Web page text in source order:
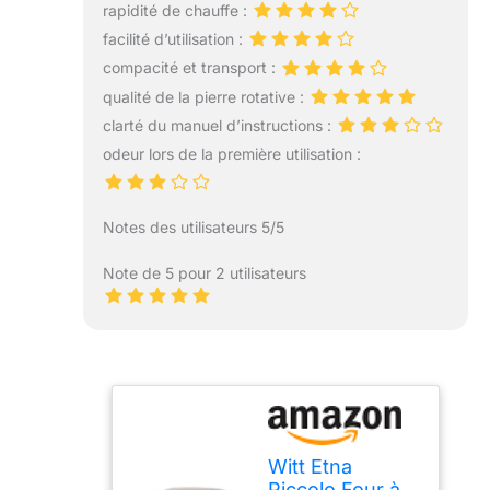
rapidité de chauffe :
facilité d’utilisation :
compacité et transport :
qualité de la pierre rotative :
clarté du manuel d’instructions :
odeur lors de la première utilisation :
Notes des utilisateurs 5/5
Note de 5 pour 2 utilisateurs
Witt Etna